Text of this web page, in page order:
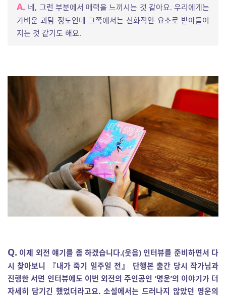
A. 네, 그런 부분에서 매력을 느끼시는 것 같아요. 우리에게는
가벼운 괴담 정도인데 그쪽에서는 신화적인 요소로 받아들여
지는 것 같기도 해요.
Q. 이제 외전 얘기를 좀 하겠습니다.(웃음) 인터뷰를 준비하면서 다
시 찾아보니 『내가 죽기 일주일 전』 단행본 출간 당시 작가님과
진행한 서면 인터뷰에도 이번 외전의 주인공인 ‘명운’의 이야기가 더
자세히 담기긴 했었더라고요. 소설에서는 드러나지 않았던 명운의